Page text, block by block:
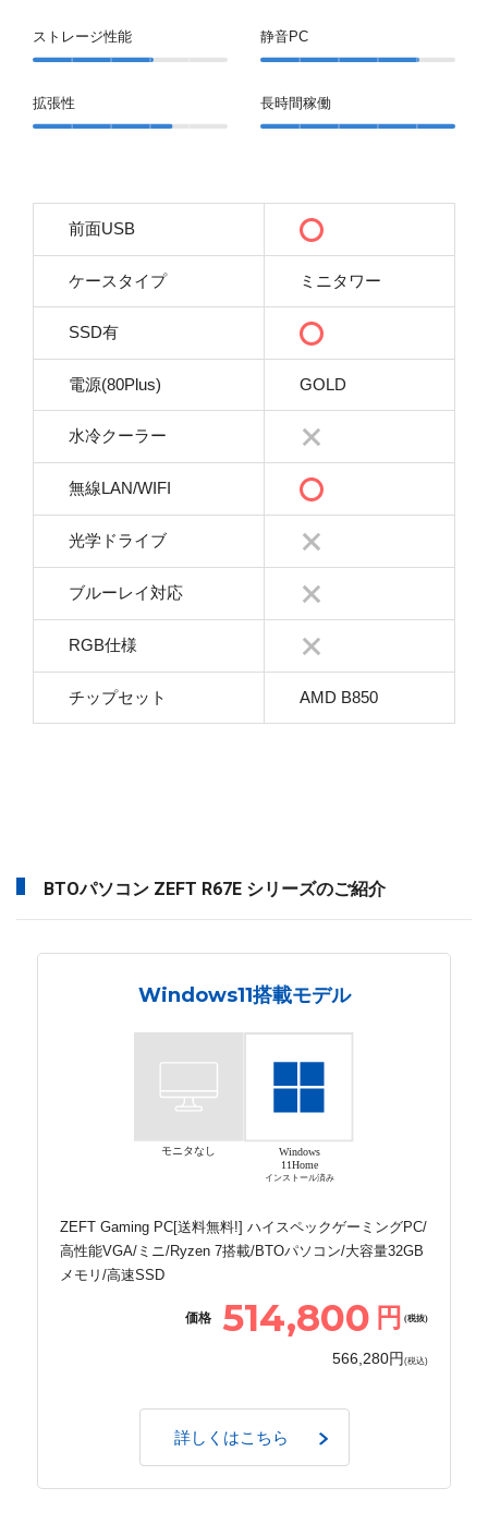
ストレージ性能
拡張性
静音PC
長時間稼働
前面USB
ケースタイプ ミニタワー
SSD有
電源(80Plus) GOLD
水冷クーラー
無線LAN/WIFI
光学ドライブ
ブルーレイ対応
RGB仕様
チップセット AMD B850
BTOパソコン ZEFT R67E シリーズのご紹介
Windows11搭載モデル
モニタなし
Windows
11Home
インストール済み
ZEFT Gaming PC[送料無料!] ハイスペックゲーミングPC/
高性能VGA/ミニ/Ryzen 7搭載/BTOパソコン/大容量32GB
メモリ/高速SSD
価格 514,800 円 (税抜)
566,280円 (税込)
詳しくはこちら